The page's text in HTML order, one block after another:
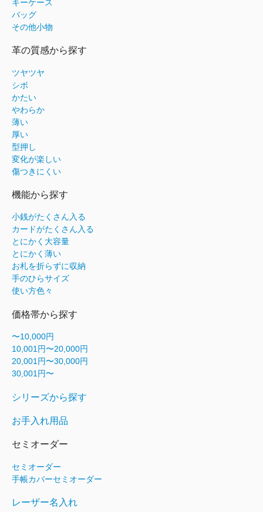
キーケース
バッグ
その他小物
革の質感から探す
ツヤツヤ
シボ
かたい
やわらか
薄い
厚い
型押し
変化が楽しい
傷つきにくい
機能から探す
小銭がたくさん入る
カードがたくさん入る
とにかく大容量
とにかく薄い
お札を折らずに収納
手のひらサイズ
使い方色々
価格帯から探す
〜10,000円
10,001円〜20,000円
20,001円〜30,000円
30,001円〜
シリーズから探す
お手入れ用品
セミオーダー
セミオーダー
手帳カバーセミオーダー
レーザー名入れ